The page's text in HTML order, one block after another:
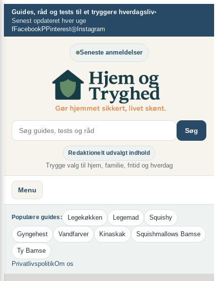
Spring
indhold
Guides, råd og tests til et tryggere hverdagsliv•
Senest opdateret hver uge
fFacebookPPinterest◎Instagram
Seneste anmeldelser
Søg
Redaktionelt udvalgt indhold
Trygge valg til hjem, familie, fritid og hverdag
Menu
Populære guides: Legekøkken Legemad Squishy
Gyngehest Vandfarver Kinaskak Squishmallows Bamse
Ty Bamse
PrivatlivspolitikOm os